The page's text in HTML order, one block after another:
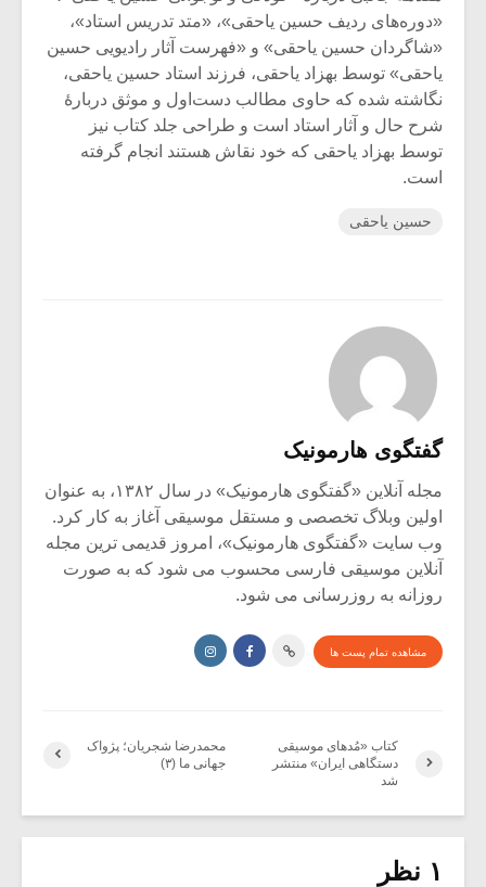
«دوره‌های ردیف حسین یاحقی»، «متد تدریس استاد»،
«شاگردان حسین یاحقی» و «فهرست آثار رادیویی حسین
یاحقی» توسط بهزاد یاحقی، فرزند استاد حسین یاحقی،
نگاشته شده که حاوی مطالب دست‌اول و موثق دربارۀ
شرح حال و آثار استاد است و طراحی جلد کتاب نیز
توسط بهزاد یاحقی که خود نقاش هستند انجام گرفته
است.
حسین یاحقی
گفتگوی هارمونیک
مجله آنلاین «گفتگوی هارمونیک» در سال ۱۳۸۲، به عنوان
اولین وبلاگ تخصصی و مستقل موسیقی آغاز به کار کرد.
وب سایت «گفتگوی هارمونیک»، امروز قدیمی ترین مجله
آنلاین موسیقی فارسی محسوب می شود که به صورت
روزانه به روزرسانی می شود.
مشاهده تمام پست ها
محمدرضا شجریان؛ پژواک
جهانی ما (۳)
کتاب «مُدهای موسیقی
دستگاهی ایران» منتشر
شد
۱ نظر